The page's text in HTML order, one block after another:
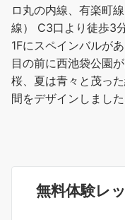
ロ丸の内線、有楽町
線） C3口より徒歩3分
1Fにスペインバルが
目の前に西池袋公園
桜、夏は青々と茂っ
間をデザインしました
無料体験レ